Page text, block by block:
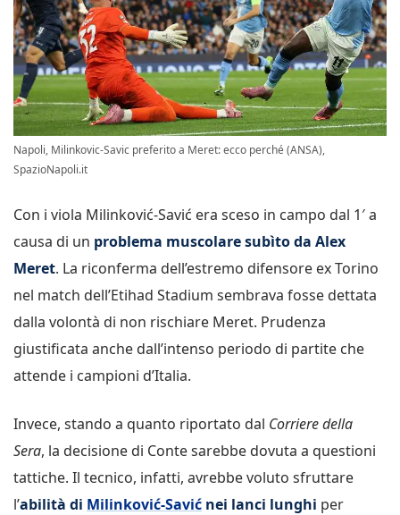
Napoli, Milinkovic-Savic preferito a Meret: ecco perché (ANSA),
SpazioNapoli.it
Con i viola Milinković-Savić era sceso in campo dal 1′ a
causa di un problema muscolare subìto da Alex
Meret. La riconferma dell’estremo difensore ex Torino
nel match dell’Etihad Stadium sembrava fosse dettata
dalla volontà di non rischiare Meret. Prudenza
giustificata anche dall’intenso periodo di partite che
attende i campioni d’Italia.
Invece, stando a quanto riportato dal Corriere della
Sera, la decisione di Conte sarebbe dovuta a questioni
tattiche. Il tecnico, infatti, avrebbe voluto sfruttare
l’abilità di Milinković-Savić nei lanci lunghi per